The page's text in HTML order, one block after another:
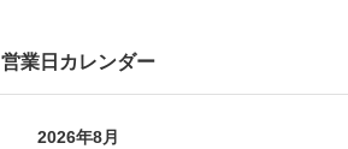
営業日カレンダー
2026年8月